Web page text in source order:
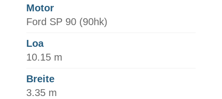
Motor
Ford SP 90 (90hk)
Loa
10.15 m
Breite
3.35 m